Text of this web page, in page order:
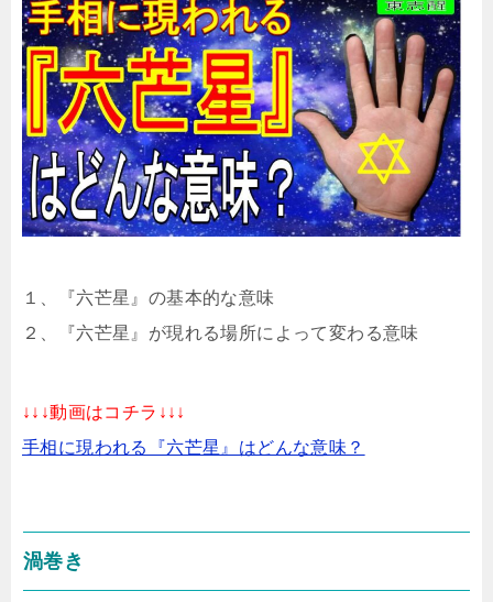
１、『六芒星』の基本的な意味
２、『六芒星』が現れる場所によって変わる意味
↓↓↓動画はコチラ↓↓↓
手相に現われる『六芒星』はどんな意味？
渦巻き